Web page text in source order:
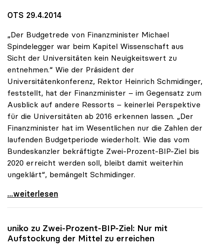
OTS 29.4.2014
„Der Budgetrede von Finanzminister Michael
Spindelegger war beim Kapitel Wissenschaft aus
Sicht der Universitäten kein Neuigkeitswert zu
entnehmen.“ Wie der Präsident der
Universitätenkonferenz, Rektor Heinrich Schmidinger,
feststellt, hat der Finanzminister – im Gegensatz zum
Ausblick auf andere Ressorts – keinerlei Perspektive
für die Universitäten ab 2016 erkennen lassen. „Der
Finanzminister hat im Wesentlichen nur die Zahlen der
laufenden Budgetperiode wiederholt. Wie das vom
Bundeskanzler bekräftigte Zwei-Prozent-BIP-Ziel bis
2020 erreicht werden soll, bleibt damit weiterhin
ungeklärt“, bemängelt Schmidinger.
uniko zu Budgetrede: „Längerfristige Perspektive
...weiterlesen
uniko zu Zwei-Prozent-BIP-Ziel: Nur mit
Aufstockung der Mittel zu erreichen